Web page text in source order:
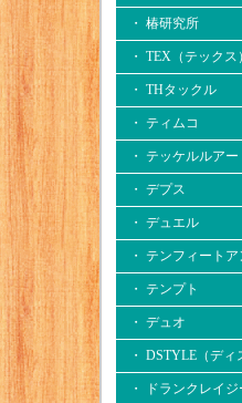
・ 椿研究所
・ TEX（テックス）
・ THタックル
・ ティムコ
・ テッケルルアー
・ デプス
・ デュエル
・ テンフィート
・ テンプト
・ デュオ
・ DSTYLE（ディ
・ ドランクレイジ